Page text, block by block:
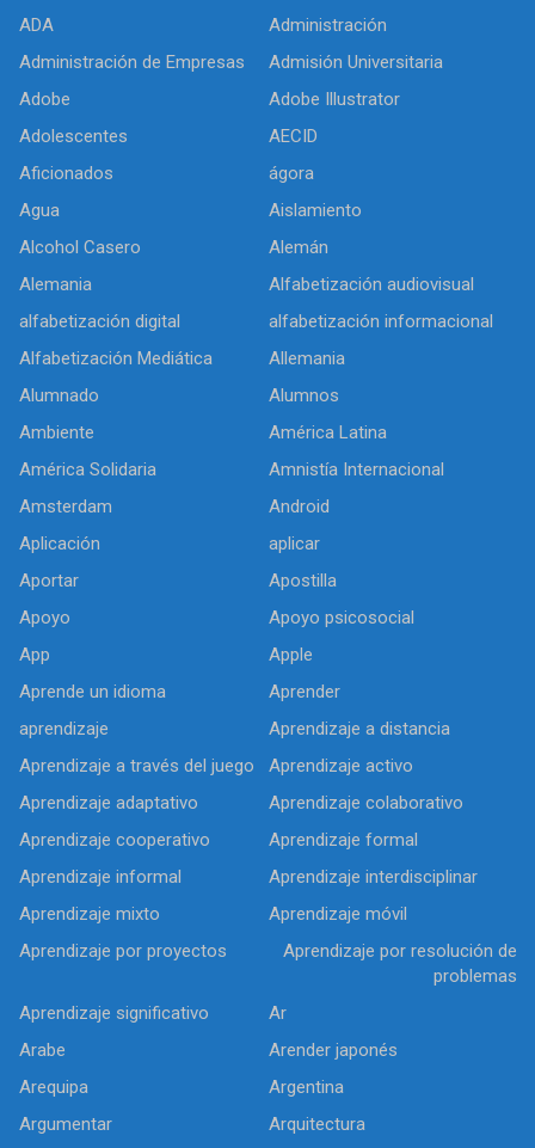
ADA
Administración
Administración de Empresas
Admisión Universitaria
Adobe
Adobe Illustrator
Adolescentes
AECID
Aficionados
ágora
Agua
Aislamiento
Alcohol Casero
Alemán
Alemania
Alfabetización audiovisual
alfabetización digital
alfabetización informacional
Alfabetización Mediática
Allemania
Alumnado
Alumnos
Ambiente
América Latina
América Solidaria
Amnistía Internacional
Amsterdam
Android
Aplicación
aplicar
Aportar
Apostilla
Apoyo
Apoyo psicosocial
App
Apple
Aprende un idioma
Aprender
aprendizaje
Aprendizaje a distancia
Aprendizaje a través del juego
Aprendizaje activo
Aprendizaje adaptativo
Aprendizaje colaborativo
Aprendizaje cooperativo
Aprendizaje formal
Aprendizaje informal
Aprendizaje interdisciplinar
Aprendizaje mixto
Aprendizaje móvil
Aprendizaje por proyectos
Aprendizaje por resolución de
problemas
Aprendizaje significativo
Ar
Arabe
Arender japonés
Arequipa
Argentina
Argumentar
Arquitectura